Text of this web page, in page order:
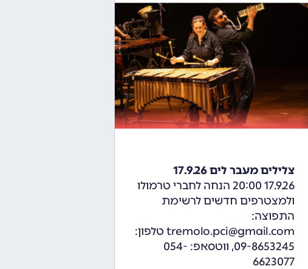
צלילים מעבר לים 17.9.26
17.9.26 20:00 הנחה לחברי טרמולו
ולמצטרפים חדשים לרשימת
התפוצה:
tremolo.pci@gmail.com טלפון:
09-8653245, ווטסאפ: 054-
6623077